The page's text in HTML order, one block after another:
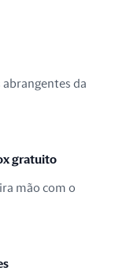
abrangentes da
gratuito
mão com o